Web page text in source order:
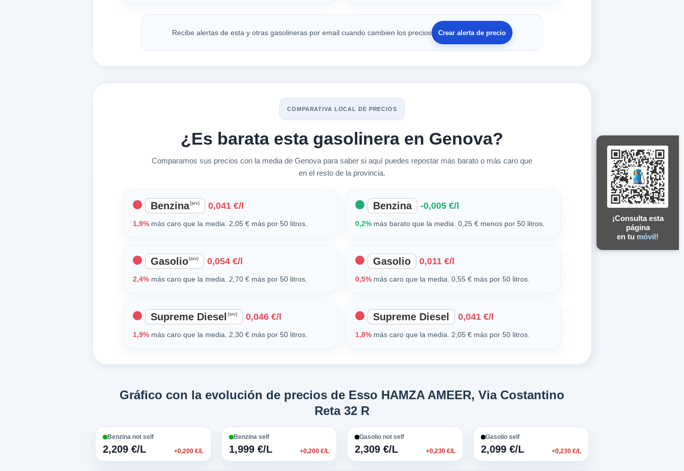
¡Consulta esta
página
en tu móvil!
Recibe alertas de esta y otras gasolineras por email cuando cambien los precios Crear alerta de precio
COMPARATIVA LOCAL DE PRECIOS
¿Es barata esta gasolinera en Genova?
Comparamos sus precios con la media de Genova para saber si aquí puedes repostar más barato o más caro que
en el resto de la provincia.
Benzina(srv) 0,041 €/l
1,9% más caro que la media. 2,05 € más por 50 litros.
Benzina -0,005 €/l
0,2% más barato que la media. 0,25 € menos por 50 litros.
Gasolio(srv) 0,054 €/l
2,4% más caro que la media. 2,70 € más por 50 litros.
Gasolio 0,011 €/l
0,5% más caro que la media. 0,55 € más por 50 litros.
Supreme Diesel (srv) 0,046 €/l
1,9% más caro que la media. 2,30 € más por 50 litros.
Supreme Diesel 0,041 €/l
1,8% más caro que la media. 2,05 € más por 50 litros.
Gráfico con la evolución de precios de Esso HAMZA AMEER, Via Costantino
Reta 32 R
Benzina not self
2,209 €/L +0,200 €/L
Benzina self
1,999 €/L +0,200 €/L
Gasolio not self
2,309 €/L +0,230 €/L
Gasolio self
2,099 €/L +0,230 €/L